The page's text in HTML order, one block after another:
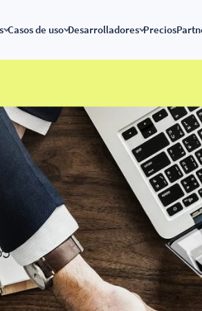
Central
a
Central
Factura
Aplicaciones
Casos de uso
365 BC y VeriFactu
conectando
365 Business Central
electrónica y
B2Brouter, envía facturas
con VeriFactu
electrónicas con Sage
Sage X3…
electrónicas con Odoo
B2Brouter y haz facturas
Desarrolladores
API factura electrónica
API VeriFactu
Documentación API
Conecta tu ERP
Precios